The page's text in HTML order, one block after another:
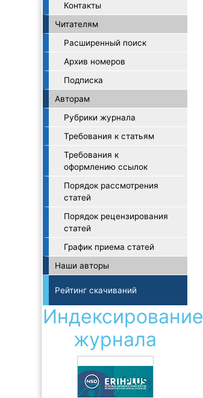
Контакты
Читателям
Расширенный поиск
Архив номеров
Подписка
Авторам
Рубрики журнала
Требования к статьям
Требования к
оформлению ссылок
Порядок рассмотрения
статей
Порядок рецензирования
статей
График приема статей
Наши авторы
Рейтинг скачиваний
Индексирование
журнала